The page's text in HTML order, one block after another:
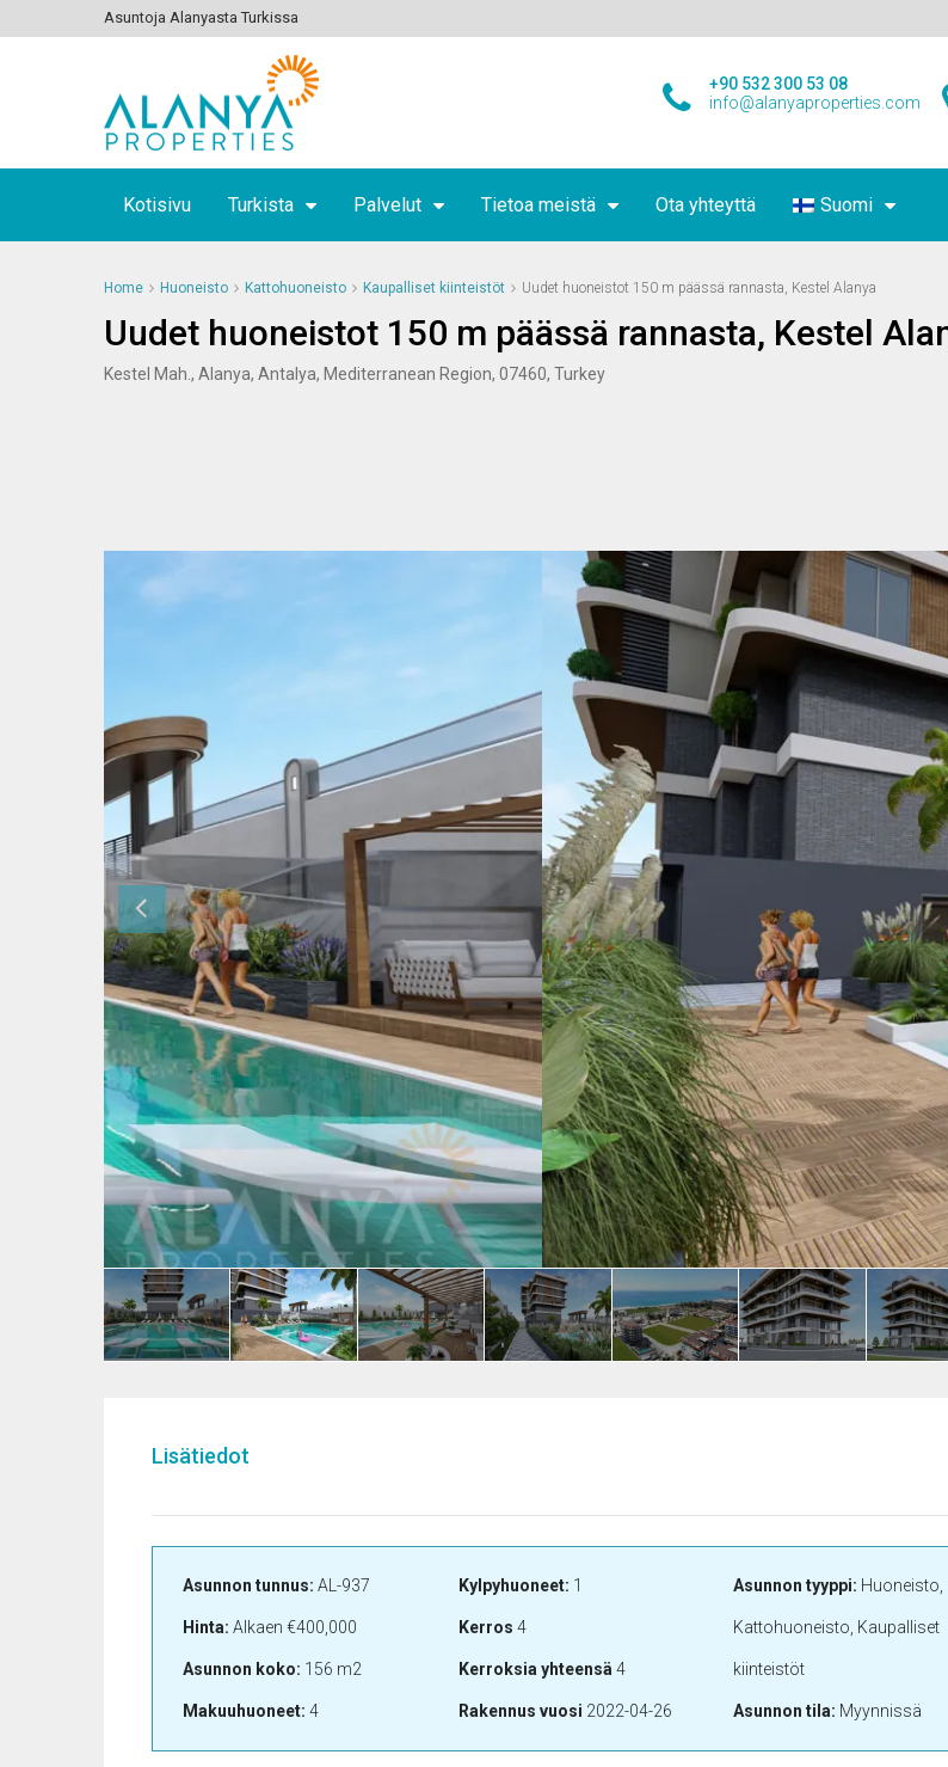
Asuntoja Alanyasta Turkissa
+90 532 300 53 08
info@alanyaproperties.com
Kotisivu Turkista Palvelut Tietoa meistä Ota yhteyttä Suomi
Home Huoneisto Kattohuoneisto Kaupalliset kiinteistöt Uudet huoneistot 150 m päässä rannasta, Kestel Alanya
Uudet huoneistot 150 m päässä rannasta, Kestel
Kestel Mah., Alanya, Antalya, Mediterranean Region, 07460, Turkey
Lisätiedot
Asunnon tunnus: AL-937
Hinta: Alkaen €400,000
Asunnon koko: 156 m2
Makuuhuoneet: 4
Kylpyhuoneet: 1
Kerros 4
Kerroksia yhteensä4
Rakennus vuosi 2022-04-26
Asunnon tyyppi: Huoneisto,
Kattohuoneisto, Kaupalliset
kiinteistöt
Asunnon tila: Myynnissä